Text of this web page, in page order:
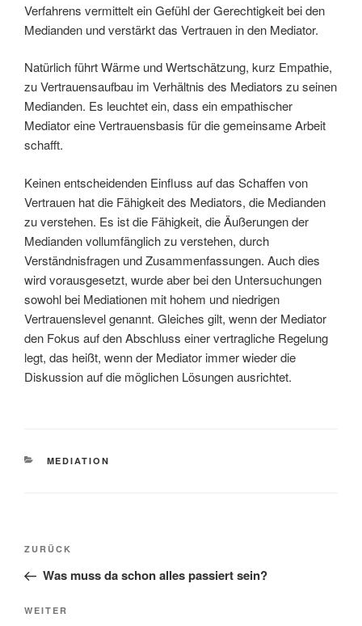
Verfahrens vermittelt ein Gefühl der Gerechtigkeit bei den
Medianden und verstärkt das Vertrauen in den Mediator.
Natürlich führt Wärme und Wertschätzung, kurz Empathie,
zu Vertrauensaufbau im Verhältnis des Mediators zu seinen
Medianden. Es leuchtet ein, dass ein empathischer
Mediator eine Vertrauensbasis für die gemeinsame Arbeit
schafft.
Keinen entscheidenden Einfluss auf das Schaffen von
Vertrauen hat die Fähigkeit des Mediators, die Medianden
zu verstehen. Es ist die Fähigkeit, die Äußerungen der
Medianden vollumfänglich zu verstehen, durch
Verständnisfragen und Zusammenfassungen. Auch dies
wird vorausgesetzt, wurde aber bei den Untersuchungen
sowohl bei Mediationen mit hohem und niedrigen
Vertrauenslevel genannt. Gleiches gilt, wenn der Mediator
den Fokus auf den Abschluss einer vertragliche Regelung
legt, das heißt, wenn der Mediator immer wieder die
Diskussion auf die möglichen Lösungen ausrichtet.
KATEGORIEN
MEDIATION
Beitragsnavigation
Vorheriger
Beitrag
ZURÜCK
Was muss da schon alles passiert sein?
Nächster
WEITER